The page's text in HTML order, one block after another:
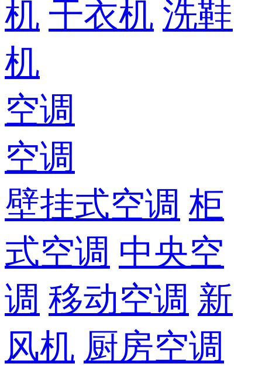
机 干衣机 洗鞋
机
空调
空调
壁挂式空调 柜
式空调 中央空
调 移动空调 新
风机 厨房空调